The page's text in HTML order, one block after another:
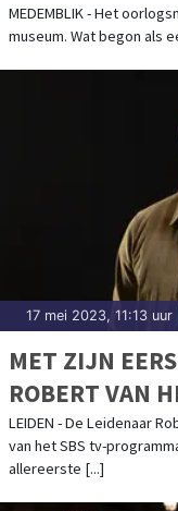
MEDEMBLIK - Het
museum. Wat begon als
17 mei 2023, 11:13 uur
MET ZIJN
ROBERT VAN
WAAR
LEIDEN - De Leidenaar
van het SBS tv-
allereerste [...]